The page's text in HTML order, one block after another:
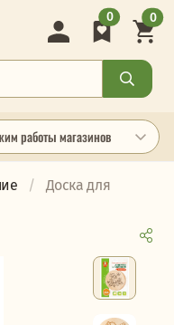
работы магазинов
0 0
Доска для